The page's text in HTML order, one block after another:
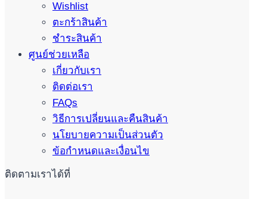
Wishlist
ตะกร้าสินค้า
ชำระสินค้า
ศูนย์ช่วยเหลือ
เกี่ยวกับเรา
ติดต่อเรา
FAQs
วิธีการเปลี่ยนและคืนสินค้า
นโยบายความเป็นส่วนตัว
ข้อกำหนดและเงื่อนไข
ติดตามเราได้ที่